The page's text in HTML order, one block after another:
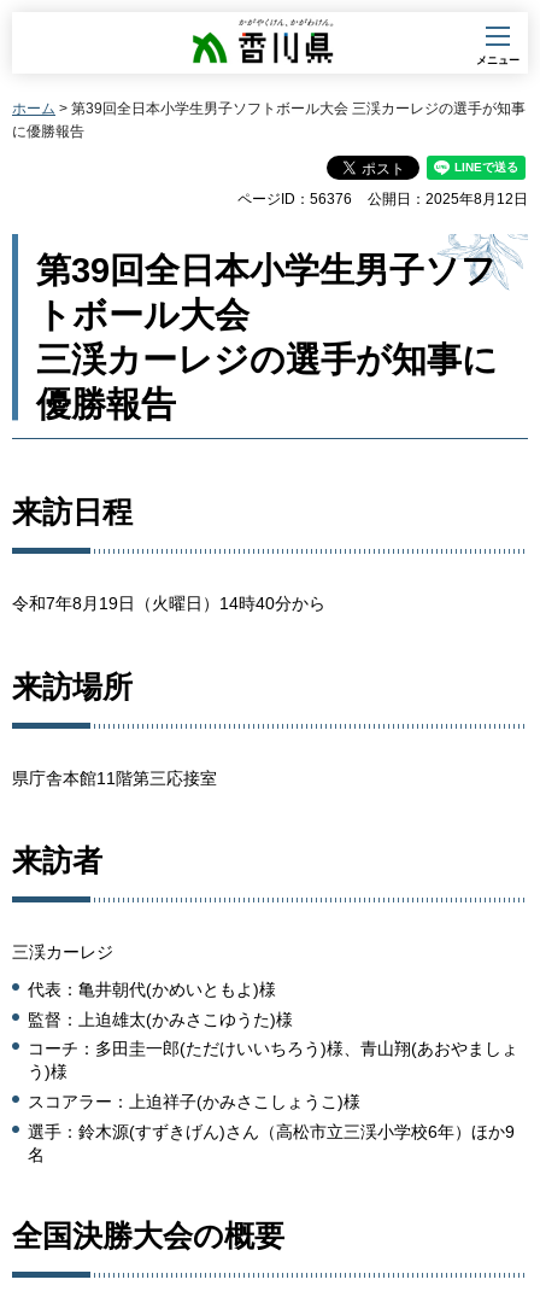
香川県
メニュー
ホーム > 第39回全日本小学生男子ソフトボール大会 三渓カーレジの選手が知事
に優勝報告
ページID：56376 公開日：2025年8月12日
第39回全日本小学生男子ソフ
トボール大会
三渓カーレジの選手が知事に
優勝報告
来訪日程
令和7年8月19日（火曜日）14時40分から
来訪場所
県庁舎本館11階第三応接室
来訪者
三渓カーレジ
代表：亀井朝代(かめいともよ)様
監督：上迫雄太(かみさこゆうた)様
コーチ：多田圭一郎(ただけいいちろう)様、青山翔(あおやましょ
う)様
スコアラー：上迫祥子(かみさこしょうこ)様
選手：鈴木源(すずきげん)さん（高松市立三渓小学校6年）ほか9
名
全国決勝大会の概要